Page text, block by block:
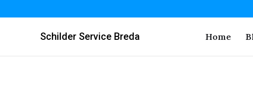
Schilder Service Breda Home